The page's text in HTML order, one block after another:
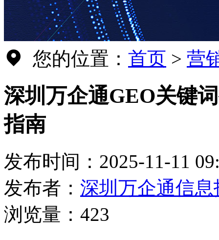
您的位置： 首页 > 营
深圳万企通GEO关键
指南
发布时间：2025-11-11
发布者： 深圳万企通信
浏览量：423